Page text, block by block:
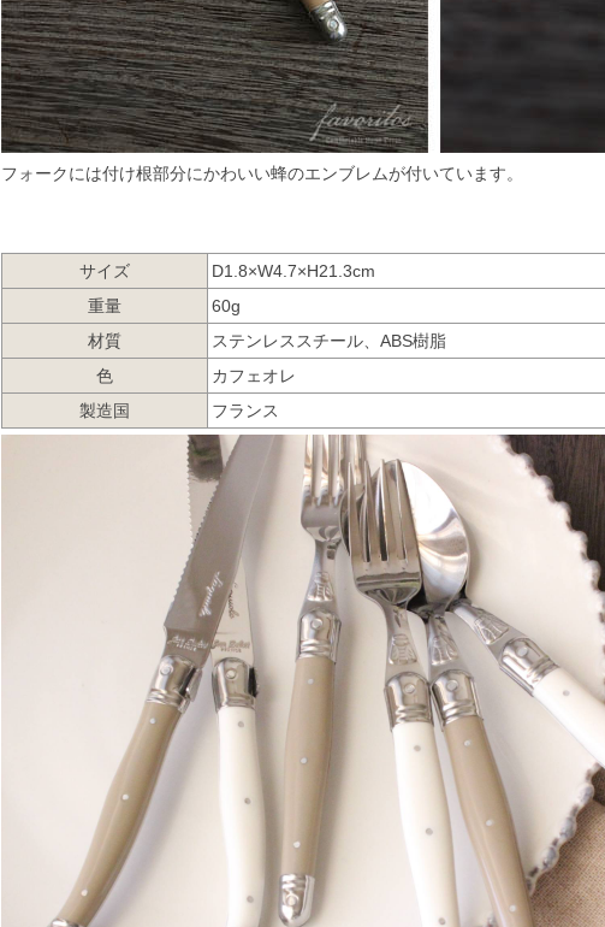
フォークには付け根部分にかわいい蜂のエンブレムが付いています。
サイズ
D1.8×W4.7×H21.3cm
重量
60g
材質
ステンレススチール、ABS樹脂
色
カフェオレ
製造国
フランス